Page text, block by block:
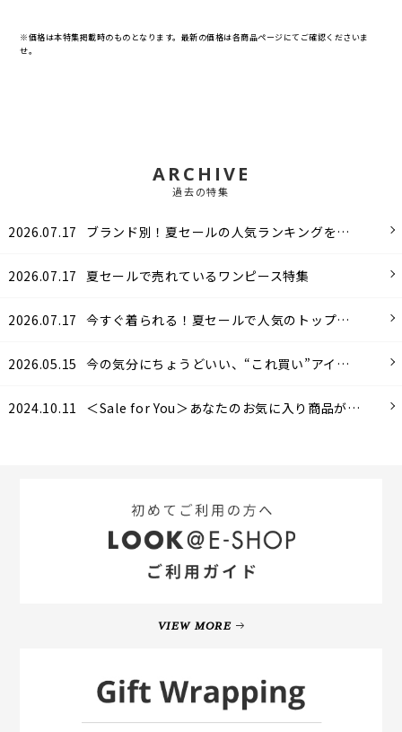
※価格は本特集掲載時のものとなります。最新の価格は各商品ページにてご確認くださいま
せ。
ARCHIVE
過去の特集
2026.07.17 ブランド別！夏セールの人気ランキングをご紹介します。
2026.07.17 夏セールで売れているワンピース特集
2026.07.17 今すぐ着られる！夏セールで人気のトップス特集！
2026.05.15 今の気分にちょうどいい、“これ買い”アイテム!
2024.10.11 ＜Sale for You＞あなたのお気に入り商品がお得な価格に。
VIEW MORE